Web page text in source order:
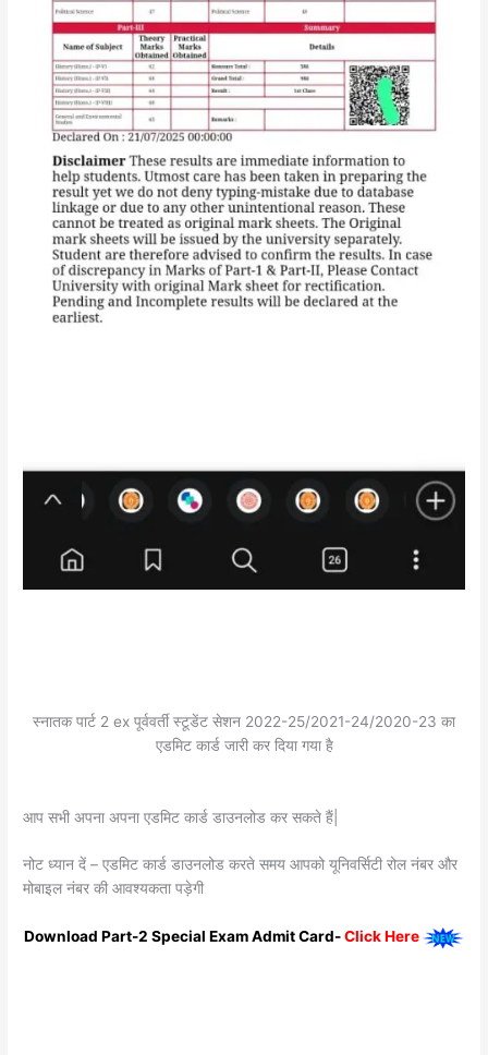
स्नातक पार्ट 2 ex पूर्ववर्ती स्टूडेंट सेशन 2022-25/2021-24/2020-23 का
एडमिट कार्ड जारी कर दिया गया है
आप सभी अपना अपना एडमिट कार्ड डाउनलोड कर सकते हैं|
नोट ध्यान दें – एडमिट कार्ड डाउनलोड करते समय आपको यूनिवर्सिटी रोल नंबर और
मोबाइल नंबर की आवश्यकता पड़ेगी
Download Part-2 Special Exam Admit Card-Click Here